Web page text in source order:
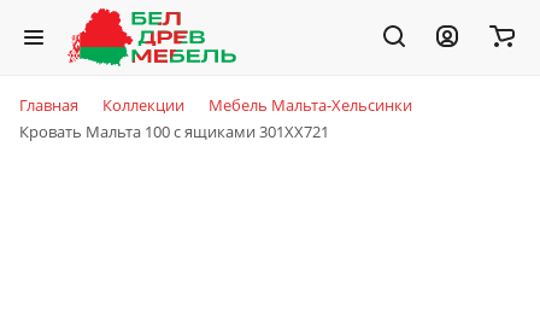
Главная Коллекции
Мебель Мальта-Хельсинки
Кровать Мальта 100 с ящиками 301XX721